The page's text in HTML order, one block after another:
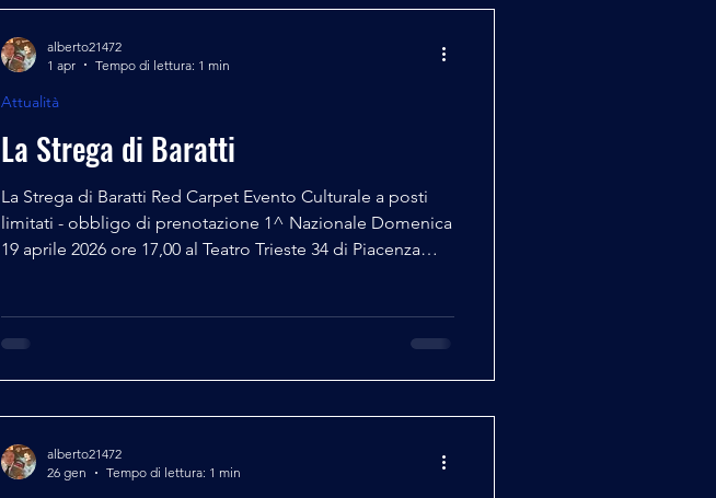
La Strega di Baratti
La Strega di Baratti Red Carpet Evento Culturale a posti
limitati - obbligo di prenotazione 1^ Nazionale Domenica
19 aprile 2026 ore 17,00 al Teatro Trieste 34 di Piacenza
Attualità
alberto21472
1 apr
Tempo di lettura: 1 min
alberto21472
26 gen
Tempo di lettura: 1 min